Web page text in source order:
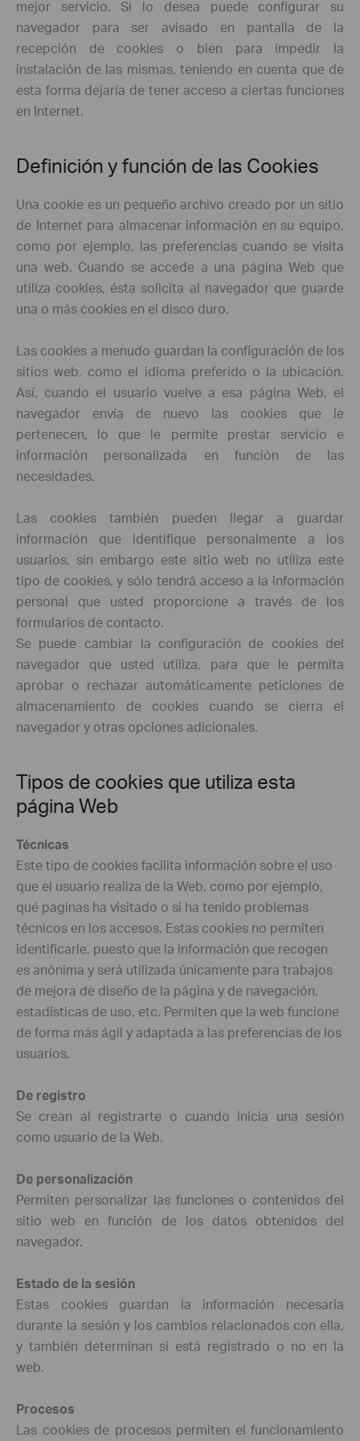
mejor servicio. Si lo desea puede configurar su
navegador para ser avisado en pantalla de la
recepción de cookies o bien para impedir la
instalación de las mismas, teniendo en cuenta que de
esta forma dejaría de tener acceso a ciertas funciones
en Internet.
Definición y función de las Cookies
Una cookie es un pequeño archivo creado por un sitio
de Internet para almacenar información en su equipo,
como por ejemplo, las preferencias cuando se visita
una web. Cuando se accede a una página Web que
utiliza cookies, ésta solicita al navegador que guarde
una o más cookies en el disco duro.
Las cookies a menudo guardan la configuración de los
sitios web, como el idioma preferido o la ubicación.
Así, cuando el usuario vuelve a esa página Web, el
navegador envía de nuevo las cookies que le
pertenecen, lo que le permite prestar servicio e
información personalizada en función de las
necesidades.
Las cookies también pueden llegar a guardar
información que identifique personalmente a los
usuarios, sin embargo este sitio web no utiliza este
tipo de cookies, y sólo tendrá acceso a la información
personal que usted proporcione a través de los
formularios de contacto.
Se puede cambiar la configuración de cookies del
navegador que usted utiliza, para que le permita
aprobar o rechazar automáticamente peticiones de
almacenamiento de cookies cuando se cierra el
navegador y otras opciones adicionales.
Tipos de cookies que utiliza esta
página Web
Técnicas
Este tipo de cookies facilita información sobre el uso
que el usuario realiza de la Web, como por ejemplo,
qué paginas ha visitado o si ha tenido problemas
técnicos en los accesos. Estas cookies no permiten
identificarle, puesto que la información que recogen
es anónima y será utilizada únicamente para trabajos
de mejora de diseño de la página y de navegación,
estadísticas de uso, etc. Permiten que la web funcione
de forma más ágil y adaptada a las preferencias de los
usuarios.
De registro
Se crean al registrarte o cuando inicia una sesión
como usuario de la Web.
De personalización
Permiten personalizar las funciones o contenidos del
sitio web en función de los datos obtenidos del
navegador.
Estado de la sesión
Estas cookies guardan la información necesaria
durante la sesión y los cambios relacionados con ella,
y también determinan si está registrado o no en la
web.
Procesos
Las cookies de procesos permiten el funcionamiento